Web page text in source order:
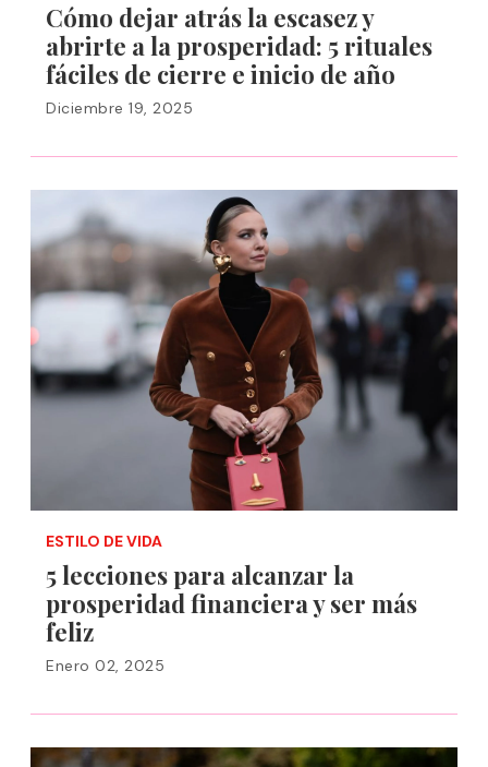
Cómo dejar atrás la escasez y
abrirte a la prosperidad: 5 rituales
fáciles de cierre e inicio de año
Diciembre 19, 2025
ESTILO DE VIDA
5 lecciones para alcanzar la
prosperidad financiera y ser más
feliz
Enero 02, 2025